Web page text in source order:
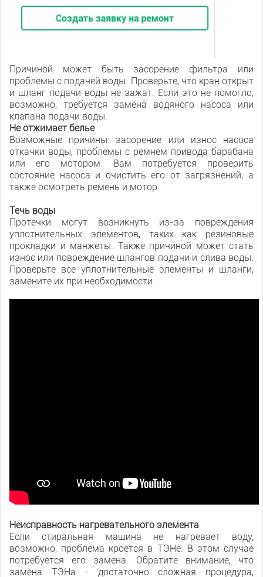
Причиной может быть засорение фильтра или
проблемы с подачей воды. Проверьте, что кран открыт
и шланг подачи воды не зажат. Если это не помогло,
возможно, требуется замена водяного насоса или
клапана подачи воды.
Не отжимает белье
Возможные причины: засорение или износ насоса
откачки воды, проблемы с ремнем привода барабана
или его мотором. Вам потребуется проверить
состояние насоса и очистить его от загрязнений, а
также осмотреть ремень и мотор.
Течь воды
Протечки могут возникнуть из-за повреждения
уплотнительных элементов, таких как резиновые
прокладки и манжеты. Также причиной может стать
износ или повреждение шлангов подачи и слива воды.
Проверьте все уплотнительные элементы и шланги,
замените их при необходимости.
Неисправность нагревательного элемента
Если стиральная машина не нагревает воду,
возможно, проблема кроется в ТЭНе. В этом случае
потребуется его замена. Обратите внимание, что
замена ТЭНа - достаточно сложная процедура,